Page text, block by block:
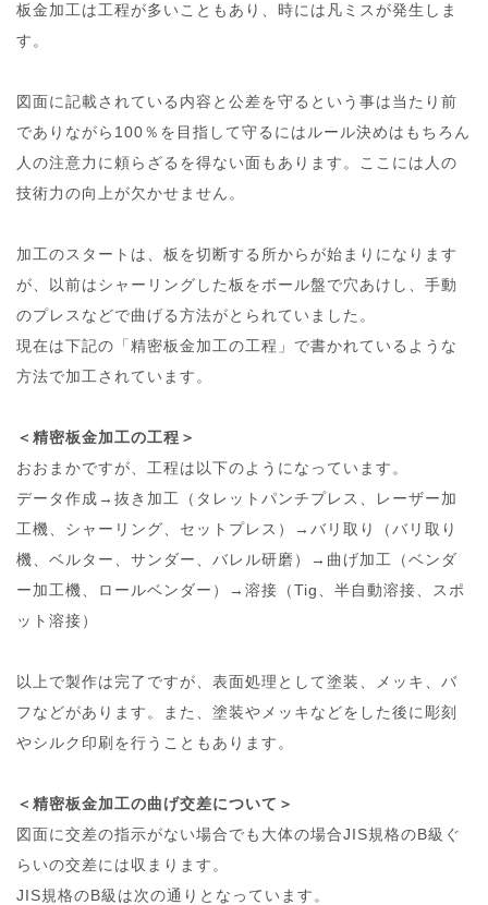
板金加工は工程が多いこともあり、時には凡ミスが発生しま
す。
図面に記載されている内容と公差を守るという事は当たり前
でありながら100％を目指して守るにはルール決めはもちろん
人の注意力に頼らざるを得ない面もあります。ここには人の
技術力の向上が欠かせません。
加工のスタートは、板を切断する所からが始まりになります
が、以前はシャーリングした板をボール盤で穴あけし、手動
のプレスなどで曲げる方法がとられていました。
現在は下記の「精密板金加工の工程」で書かれているような
方法で加工されています。
＜精密板金加工の工程＞
おおまかですが、工程は以下のようになっています。
データ作成→抜き加工（タレットパンチプレス、レーザー加
工機、シャーリング、セットプレス）→バリ取り（バリ取り
機、ベルター、サンダー、バレル研磨）→曲げ加工（ベンダ
ー加工機、ロールベンダー）→溶接（Tig、半自動溶接、スポ
ット溶接）
以上で製作は完了ですが、表面処理として塗装、メッキ、バ
フなどがあります。また、塗装やメッキなどをした後に彫刻
やシルク印刷を行うこともあります。
＜精密板金加工の曲げ交差について＞
図面に交差の指示がない場合でも大体の場合JIS規格のB級ぐ
らいの交差には収まります。
JIS規格のB級は次の通りとなっています。